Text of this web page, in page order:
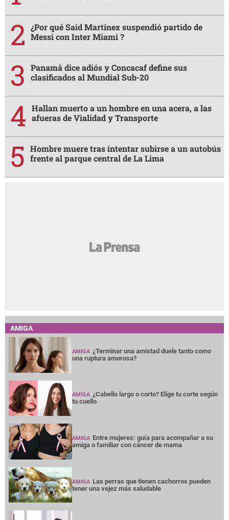
¿Por qué Said Martínez suspendió partido de
Messi con Inter Miami ?
Panamá dice adiós y Concacaf define sus
clasificados al Mundial Sub-20
Hallan muerto a un hombre en una acera, a las
afueras de Vialidad y Transporte
Hombre muere tras intentar subirse a un autobús
frente al parque central de La Lima
AMIGA
AMIGA ¿Terminar una amistad duele tanto como
una ruptura amorosa?
AMIGA ¿Cabello largo o corto? Elige tu corte según
tu cuello
AMIGA Entre mujeres: guía para acompañar a su
amiga o familiar con cáncer de mama
AMIGA Las perras que tienen cachorros pueden
tener una vejez más saludable